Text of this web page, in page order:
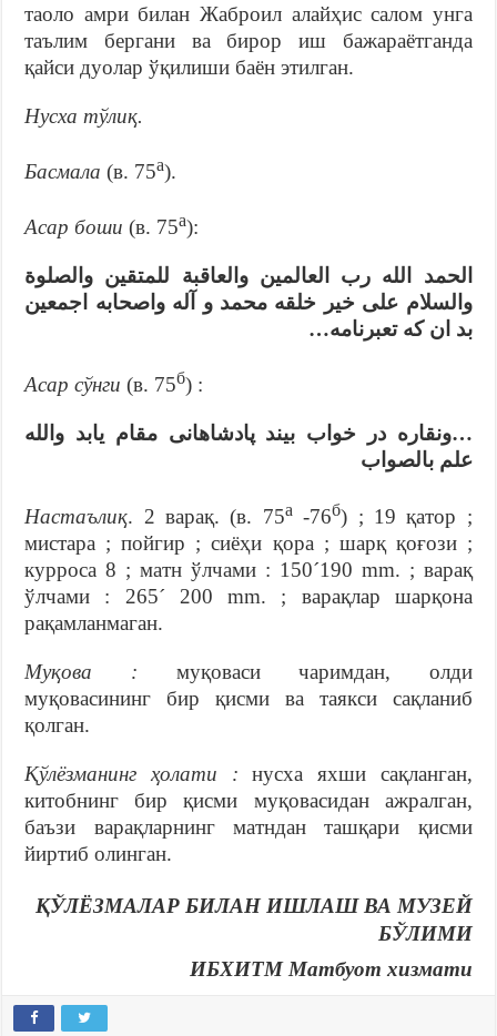
таоло амри билан Жаброил алайҳис салом унга
таълим бергани ва бирор иш бажараётганда
қайси дуолар ўқилиши баён этилган.
Нусха тўлиқ.
Басмала(в. 75а).
Асар боши(в. 75а):
الحمد الله رب العالمين والعاقبة للمتقين والصلوة
والسلام على خير خلقه محمد و آله واصحابه اجمعين
بد ان كه تعبرنامه…
Асар сўнги (в. 75б) :
…ونقاره در خواب بيند پادشاهانی مقام یابد والله
علم بالصواب
Настаълиқ. 2 варақ. (в. 75а-76б) ; 19 қатор ;
мистара ; пойгир ; сиёҳи қора ; шарқ қоғози ;
курроса 8 ; матн ўлчами : 150´190 mm. ; варақ
ўлчами : 265´ 200 mm. ; варақлар шарқона
рақамланмаган.
Муқова : муқоваси чаримдан, олди
муқовасининг бир қисми ва таякси сақланиб
қолган.
Қўлёзманинг ҳолати : нусха яхши сақланган,
китобнинг бир қисми муқовасидан ажралган,
баъзи варақларнинг матндан ташқари қисми
йиртиб олинган.
ҚЎЛЁЗМАЛАР БИЛАН ИШЛАШ ВА МУЗЕЙ
БЎЛИМИ
ИБХИТМ Матбуот хизмати